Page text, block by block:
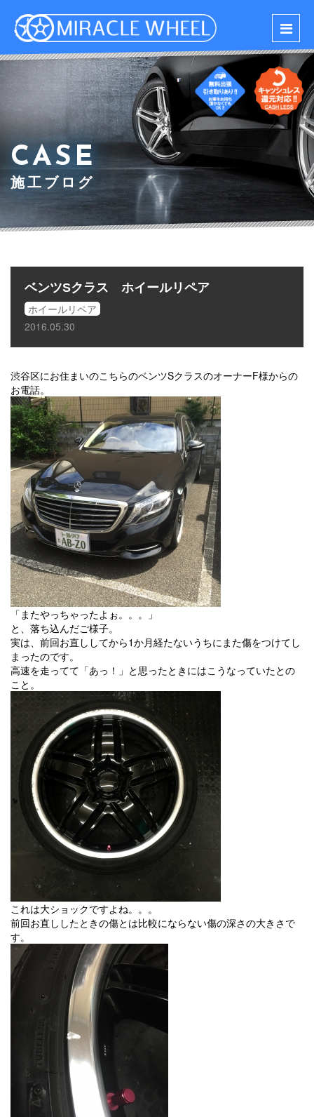
CASE
施工ブログ
ベンツSクラス ホイールリペア
ホイールリペア
2016.05.30
渋谷区にお住まいのこちらのベンツSクラスのオーナーF様からの
お電話。
「またやっちゃったよぉ。。。」
と、落ち込んだご様子。
実は、前回お直ししてから1か月経たないうちにまた傷をつけてし
まったのです。
高速を走ってて「あっ！」と思ったときにはこうなっていたとの
こと。
これは大ショックですよね。。。
前回お直ししたときの傷とは比較にならない傷の深さの大きさで
す。